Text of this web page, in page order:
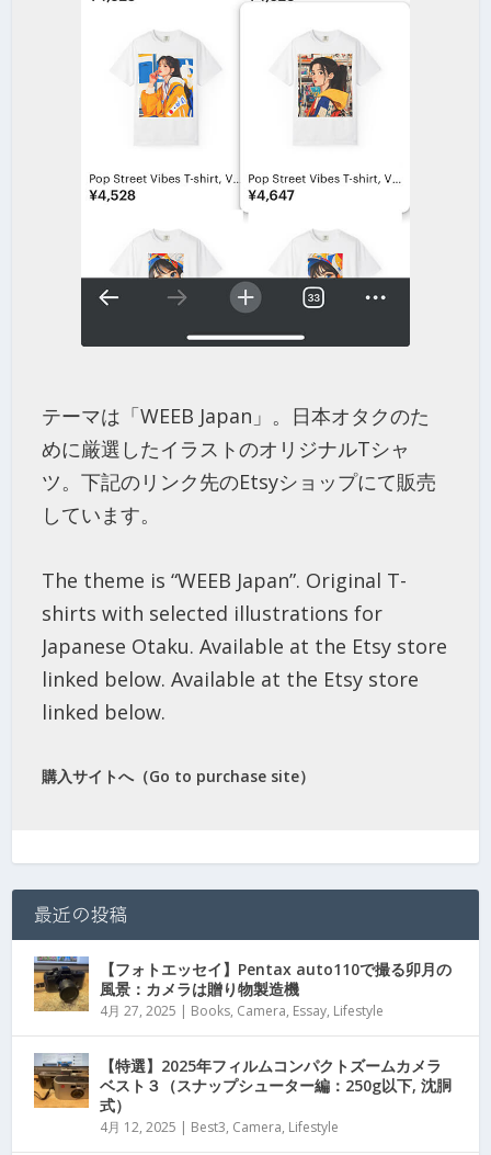
テーマは「WEEB Japan」。日本オタクのた
めに厳選したイラストのオリジナルTシャ
ツ。下記のリンク先のEtsyショップにて販売
しています。
The theme is “WEEB Japan”. Original T-
shirts with selected illustrations for
Japanese Otaku. Available at the Etsy store
linked below. Available at the Etsy store
linked below.
購入サイトへ（Go to purchase site）
最近の投稿
【フォトエッセイ】Pentax auto110で撮る卯月の
風景：カメラは贈り物製造機
4月 27, 2025 | Books, Camera, Essay, Lifestyle
【特選】2025年フィルムコンパクトズームカメラ
ベスト３（スナップシューター編：250g以下, 沈胴
式）
4月 12, 2025 | Best3, Camera, Lifestyle